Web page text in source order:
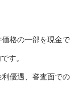
格の一部を現金で
す。
優遇、審査面での